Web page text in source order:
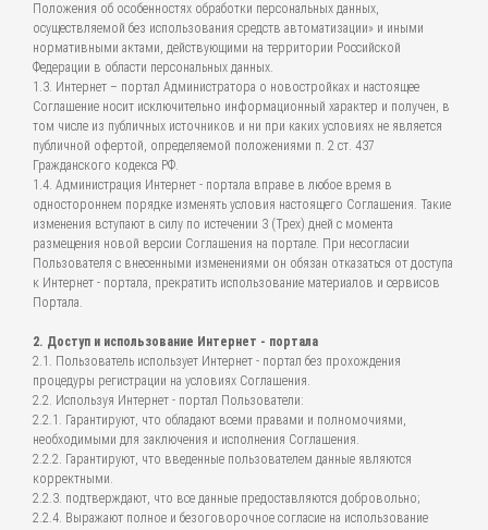
Положения об особенностях обработки персональных данных,
осуществляемой без использования средств автоматизации» и иными
нормативными актами, действующими на территории Российской
Федерации в области персональных данных.
1.3. Интернет – портал Администратора о новостройках и настоящее
Соглашение носит исключительно информационный характер и получен, в
том числе из публичных источников и ни при каких условиях не является
публичной офертой, определяемой положениями п. 2 ст. 437
Гражданского кодекса РФ.
1.4. Администрация Интернет - портала вправе в любое время в
одностороннем порядке изменять условия настоящего Соглашения. Такие
изменения вступают в силу по истечении 3 (Трех) дней с момента
размещения новой версии Соглашения на портале. При несогласии
Пользователя с внесенными изменениями он обязан отказаться от доступа
к Интернет - портала, прекратить использование материалов и сервисов
Портала.
2. Доступ и использование Интернет - портала
2.1. Пользователь использует Интернет - портал без прохождения
процедуры регистрации на условиях Соглашения.
2.2. Используя Интернет - портал Пользователи:
2.2.1. Гарантируют, что обладают всеми правами и полномочиями,
необходимыми для заключения и исполнения Соглашения.
2.2.2. Гарантируют, что введенные пользователем данные являются
корректными.
2.2.3. подтверждают, что все данные предоставляются добровольно;
2.2.4. Выражают полное и безоговорочное согласие на использование